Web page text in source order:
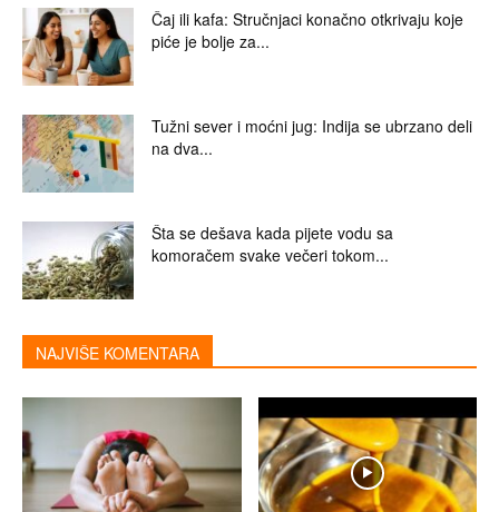
Čaj ili kafa: Stručnjaci konačno otkrivaju koje
piće je bolje za...
Tužni sever i moćni jug: Indija se ubrzano deli
na dva...
Šta se dešava kada pijete vodu sa
komoračem svake večeri tokom...
NAJVIŠE KOMENTARA